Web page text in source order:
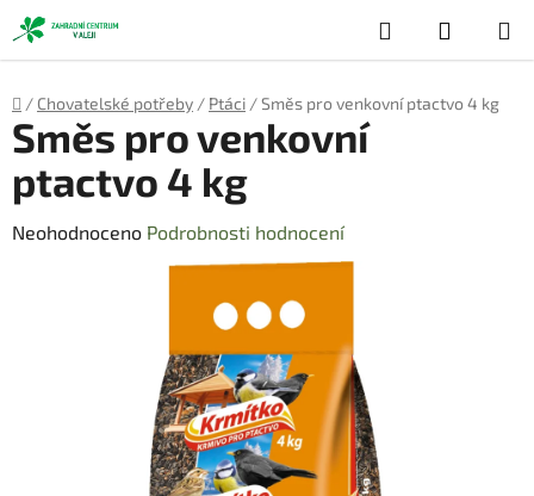
Přejít
na
obsah
Hledat
KOŠÍK
Domů
/ Chovatelské potřeby / Ptáci /Směs pro venkovní ptactvo 4 kg
Směs pro venkovní
ptactvo 4 kg
Průměrné
Neohodnoceno Podrobnosti hodnocení